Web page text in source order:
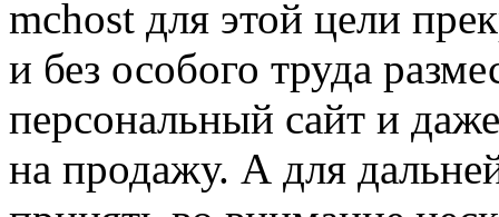
mchost для этой цели
и без особого труда
персональный сайт и
на продажу. А для